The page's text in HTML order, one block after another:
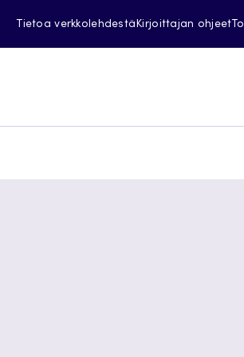
Tietoa verkkolehdestäKirjoittajan ohjeet